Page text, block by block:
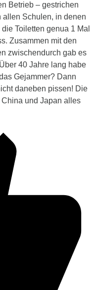
Betrieb – gestrichen
allen Schulen, in denen
Toiletten genua 1 Mal
Zusammen mit den
zwischendurch gab es
40 Jahre lang habe
Gejammer? Dann
daneben pissen! Die
und Japan alles